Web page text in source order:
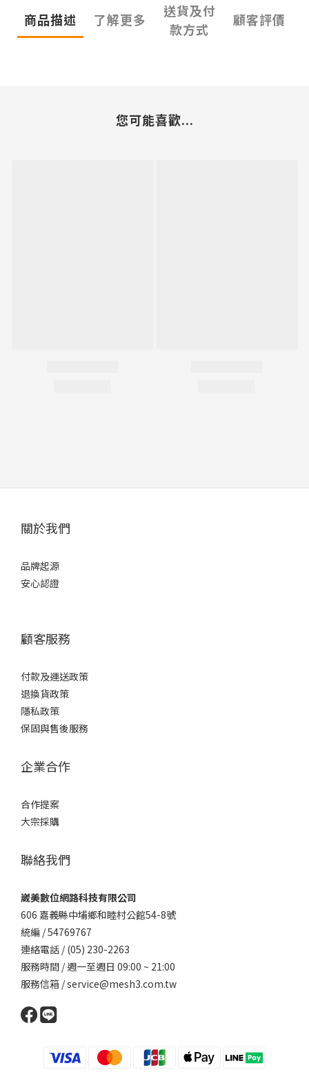
商品描述 了解更多
送貨及付
款方式
顧客評價
您可能喜歡...
關於我們
品牌起源
安心認證
顧客服務
付款及運送政策
退換貨政策
隱私政策
保固與售後服務
企業合作
合作提案
大宗採購
聯絡我們
崴美數位網路科技有限公司
606 嘉義縣中埔鄉和睦村公館54-8號
統編 / 54769767
連絡電話 / (05) 230-2263
服務時間 / 週一至週日 09:00 ~ 21:00
服務信箱 / service@mesh3.com.tw